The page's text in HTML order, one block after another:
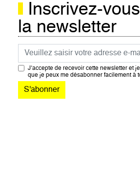
Inscrivez-
la newsletter
Courriel
J’accepte de recevoir cette newsletter et
que je peux me désabonner facilement à